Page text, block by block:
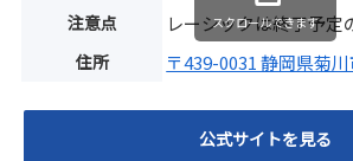
注意点 レーシックは終了予
住所 〒439-0031 静岡県菊
スクロールできます
公式サイトを見る